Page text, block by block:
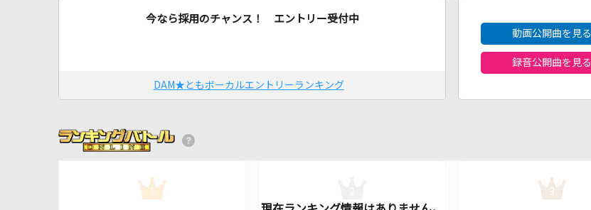
今なら採用のチャンス！ エントリー受付中
DAM★ともボーカルエントリーランキング
動画公開曲を見る
録音公開曲を見る
1 3